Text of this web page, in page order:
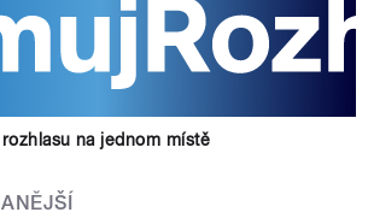
na jednom místě